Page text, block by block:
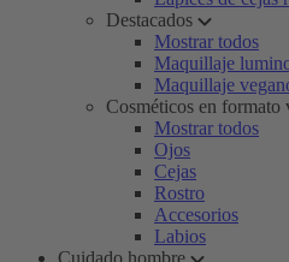
Destacados
Mostrar todos
Maquillaje
Maquillaje
Cosméticos en formato
Mostrar todos
Ojos
Cejas
Rostro
Accesorios
Labios
Cuidado hombre